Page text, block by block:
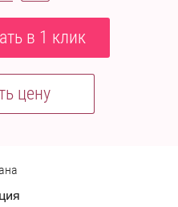
в 1 клик
цену